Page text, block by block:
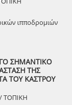
Η είσοδος για
πέρας της
όλοι μαζί με
του
κέφι, χορό και
ιπποδρομιών
ΣΗΜΑΝΤΙΚΟ
ΤΗΣ
ΤΟΥ ΚΑΣΤΡΟΥ
ΤΟΠΙΚΗ